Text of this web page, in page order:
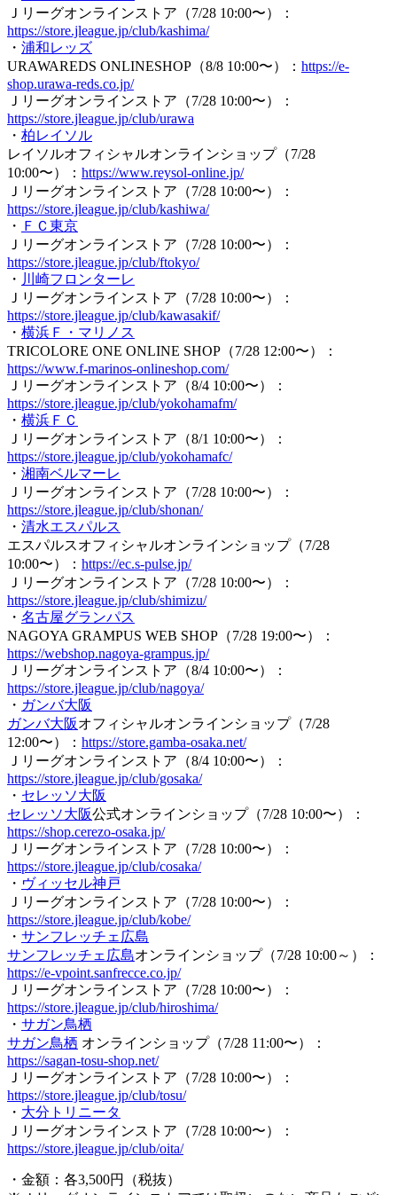
Ｊリーグオンラインストア（7/28 10:00〜）：
https://store.jleague.jp/club/kashima/
・ 浦和レッズ
URAWAREDS ONLINESHOP（8/8 10:00〜）： https://e-
shop.urawa-reds.co.jp/
Ｊリーグオンラインストア（7/28 10:00〜）：
https://store.jleague.jp/club/urawa
・ 柏レイソル
レイソルオフィシャルオンラインショップ（7/28
10:00〜）： https://www.reysol-online.jp/
Ｊリーグオンラインストア（7/28 10:00〜）：
https://store.jleague.jp/club/kashiwa/
・ ＦＣ東京
Ｊリーグオンラインストア（7/28 10:00〜）：
https://store.jleague.jp/club/ftokyo/
・ 川崎フロンターレ
Ｊリーグオンラインストア（7/28 10:00〜）：
https://store.jleague.jp/club/kawasakif/
・ 横浜Ｆ・マリノス
TRICOLORE ONE ONLINE SHOP（7/28 12:00〜）：
https://www.f-marinos-onlineshop.com/
Ｊリーグオンラインストア（8/4 10:00〜）：
https://store.jleague.jp/club/yokohamafm/
・ 横浜ＦＣ
Ｊリーグオンラインストア（8/1 10:00〜）：
https://store.jleague.jp/club/yokohamafc/
・ 湘南ベルマーレ
Ｊリーグオンラインストア（7/28 10:00〜）：
https://store.jleague.jp/club/shonan/
・ 清水エスパルス
エスパルスオフィシャルオンラインショップ（7/28
10:00〜）： https://ec.s-pulse.jp/
Ｊリーグオンラインストア（7/28 10:00〜）：
https://store.jleague.jp/club/shimizu/
・ 名古屋グランパス
NAGOYA GRAMPUS WEB SHOP（7/28 19:00〜）：
https://webshop.nagoya-grampus.jp/
Ｊリーグオンラインストア（8/4 10:00〜）：
https://store.jleague.jp/club/nagoya/
・ ガンバ大阪
ガンバ大阪オフィシャルオンラインショップ（7/28
12:00〜）： https://store.gamba-osaka.net/
Ｊリーグオンラインストア（8/4 10:00〜）：
https://store.jleague.jp/club/gosaka/
・ セレッソ大阪
セレッソ大阪公式オンラインショップ（7/28 10:00〜）：
https://shop.cerezo-osaka.jp/
Ｊリーグオンラインストア（7/28 10:00〜）：
https://store.jleague.jp/club/cosaka/
・ ヴィッセル神戸
Ｊリーグオンラインストア（7/28 10:00〜）：
https://store.jleague.jp/club/kobe/
・ サンフレッチェ広島
サンフレッチェ広島オンラインショップ（7/28 10:00～）：
https://e-vpoint.sanfrecce.co.jp/
Ｊリーグオンラインストア（7/28 10:00〜）：
https://store.jleague.jp/club/hiroshima/
・ サガン鳥栖
サガン鳥栖 オンラインショップ（7/28 11:00〜）：
https://sagan-tosu-shop.net/
Ｊリーグオンラインストア（7/28 10:00〜）：
https://store.jleague.jp/club/tosu/
・ 大分トリニータ
Ｊリーグオンラインストア（7/28 10:00〜）：
https://store.jleague.jp/club/oita/
・金額：各3,500円（税抜）